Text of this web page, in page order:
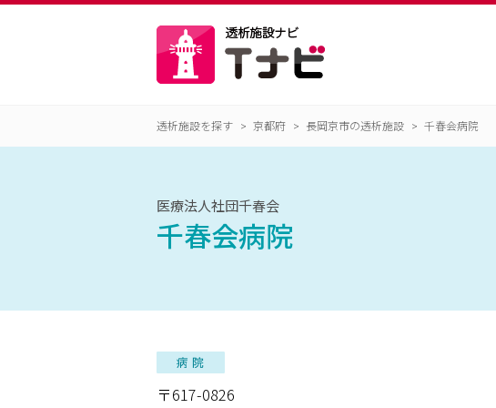
透析施設を探す 京都府 長岡京市の透析施設 千春会病院
医療法人社団千春会
千春会病院
〒617-0826